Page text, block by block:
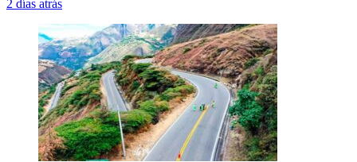
2 días atrás